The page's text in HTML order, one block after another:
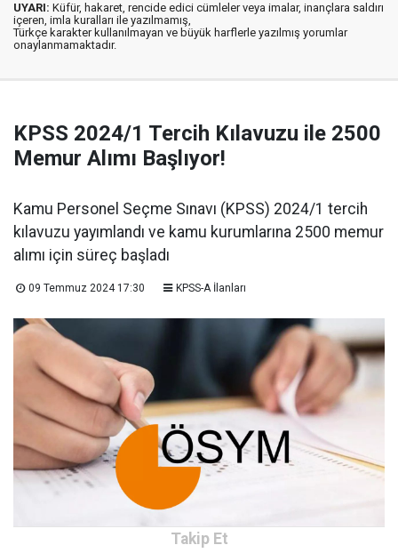
UYARI: Küfür, hakaret, rencide edici cümleler veya imalar, inançlara saldırı
içeren, imla kuralları ile yazılmamış,
Türkçe karakter kullanılmayan ve büyük harflerle yazılmış yorumlar
onaylanmamaktadır.
KPSS 2024/1 Tercih Kılavuzu ile 2500
Memur Alımı Başlıyor!
Kamu Personel Seçme Sınavı (KPSS) 2024/1 tercih
kılavuzu yayımlandı ve kamu kurumlarına 2500 memur
alımı için süreç başladı
09 Temmuz 2024 17:30 KPSS-A İlanları